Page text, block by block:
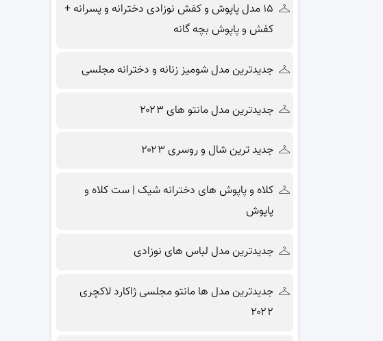
۱۵ مدل پاپوش و کفش نوزادی دخترانه و پسرانه +
کفش و پاپوش بچه گانه
جدیدترین مدل شومیز زنانه و دخترانه مجلسی
جدیدترین مدل مانتو های ۲۰۲۳
جدید ترین شال و روسری ۲۰۲۳
کلاه و پاپوش های دخترانه شیک | ست کلاه و
پاپوش
جدیدترین مدل لباس های نوزادی
جدیدترین مدل ها مانتو مجلسی ژاکارد لاکچری
۲۰۲۲